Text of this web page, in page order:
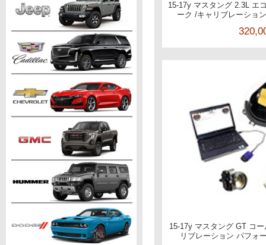
15-17y マスタング 2.3L エ
ーク /キャリブレーショ
15-17y マスタング GT コ
リブレーション パフォ